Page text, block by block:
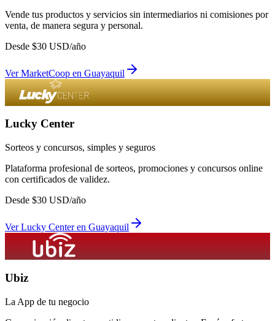
Vende tus productos y servicios sin intermediarios ni comisiones por
venta, de manera segura y personal.
Desde $30 USD/año
VerMarketCoop en Guayaquil
Lucky Center
Sorteos y concursos, simples y seguros
Plataforma profesional de sorteos, promociones y concursos online
con certificados de validez.
Desde $30 USD/año
VerLucky Centeren Guayaquil
Ubiz
La App de tu negocio